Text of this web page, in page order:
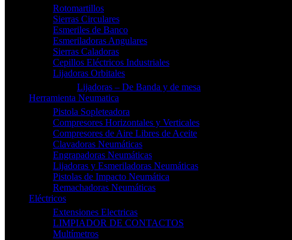
Rotomartillos
Sierras Circulares
Esmeriles de Banco
Esmeriladoras Angulares
Sierras Caladoras
Cepillos Eléctricos Industriales
Lijadoras Orbitales
Lijadoras – De Banda y de mesa
Herramienta Neumatica
Pistola Sopleteadora
Compresores Horizontales y Verticales
Compresores de Aire Libres de Aceite
Clavadoras Neumáticas
Engrapadoras Neumáticas
Lijadoras y Esmeriladoras Neumáticas
Pistolas de Impacto Neumática
Remachadoras Neumáticas
Eléctricos
Extensiones Electricas
LIMPIADOR DE CONTACTOS
Multímetros